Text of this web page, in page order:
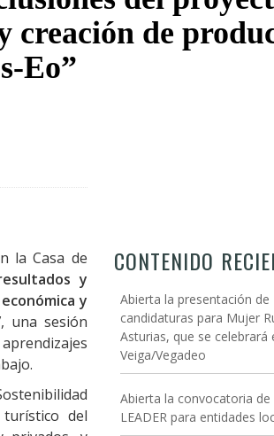
creación de
Eo”
la Casa de
y
y
, una sesión
del
CONTENIDO
Abierta la presentación de
candidaturas para Mujer
Asturias, que se celebrará
Veiga/Vegadeo
Abierta la convocatoria de
LEADER para entidades